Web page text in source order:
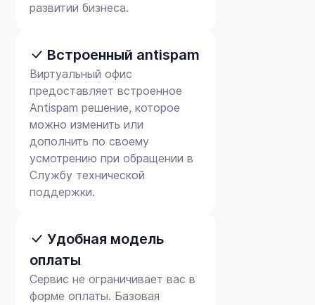
развитии бизнеса.
Встроенный antispam
Виртуальный офис
предоставляет встроенное
Antispam решение, которое
можно изменить или
дополнить по своему
усмотрению при обращении в
Службу технической
поддержки.
оплаты
Сервис не ограничивает вас в
форме оплаты. Базовая